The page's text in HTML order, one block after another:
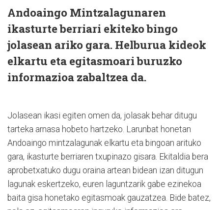
Andoaingo Mintzalagunaren
ikasturte berriari ekiteko bingo
jolasean ariko gara. Helburua kideok
elkartu eta egitasmoari buruzko
informazioa zabaltzea da.
Jolasean ikasi egiten omen da, jolasak behar ditugu
tarteka arnasa hobeto hartzeko. Larunbat honetan
Andoaingo mintzalagunak elkartu eta bingoan arituko
gara, ikasturte berriaren txupinazo gisara. Ekitaldia bera
aprobetxatuko dugu oraina artean bidean izan ditugun
lagunak eskertzeko, euren laguntzarik gabe ezinekoa
baita gisa honetako egitasmoak gauzatzea. Bide batez,